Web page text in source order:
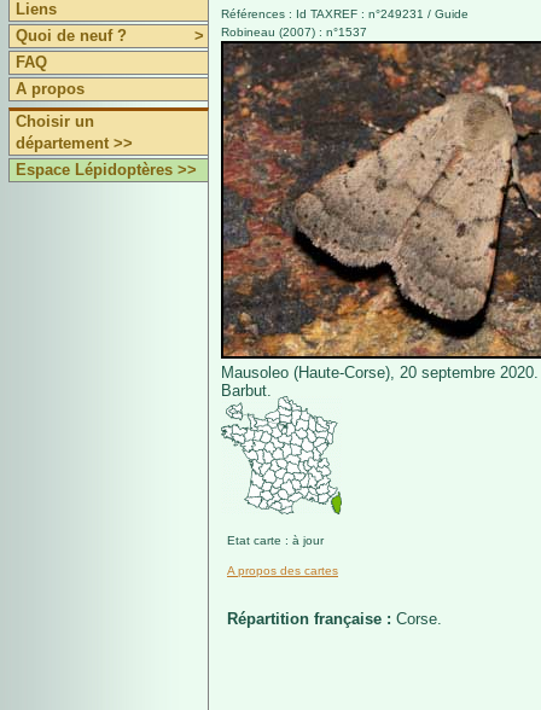
Liens
Quoi de neuf ?
>
FAQ
A propos
Choisir un
département >>
Espace Lépidoptères >>
Références : Id TAXREF : n°249231 / Guide
Robineau (2007) : n°1537
Mausoleo (Haute-Corse), 20 septembre
Barbut.
Etat carte : à jour
A propos des cartes
Répartition française : Corse.